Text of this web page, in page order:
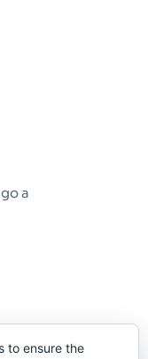
a
teléfono, que
to ensure the